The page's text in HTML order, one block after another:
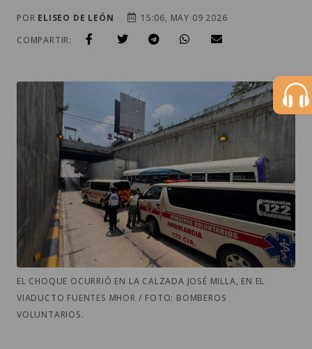
POR ELISEO DE LEÓN
15:06, MAY 09 2026
COMPARTIR:
EL CHOQUE OCURRIÓ EN LA CALZADA JOSÉ MILLA, EN EL
VIADUCTO FUENTES MHOR / FOTO: BOMBEROS
VOLUNTARIOS.